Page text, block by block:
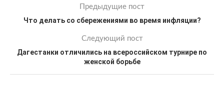
Предыдущие пост
Что делать со сбережениями во время инфляции?
Следующий пост
Дагестанки отличились на всероссийском турнире по
женской борьбе